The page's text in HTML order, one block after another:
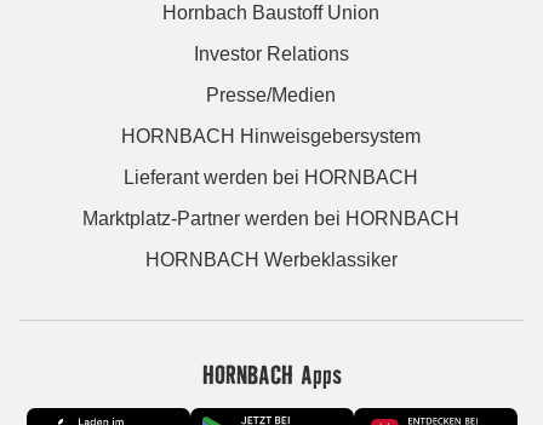
Hornbach Baustoff Union
Investor Relations
Presse/Medien
HORNBACH Hinweisgebersystem
Lieferant werden bei HORNBACH
Marktplatz-Partner werden bei HORNBACH
HORNBACH Werbeklassiker
HORNBACH Apps